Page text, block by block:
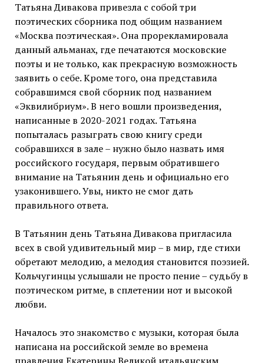
Татьяна Дивакова привезла с собой три
поэтических сборника под общим названием
«Москва поэтическая». Она прорекламировала
данный альманах, где печатаются московские
поэты и не только, как прекрасную возможность
заявить о себе. Кроме того, она представила
собравшимся свой сборник под названием
«Эквилибриум». В него вошли произведения,
написанные в 2020-2021 годах. Татьяна
попыталась разыграть свою книгу среди
собравшихся в зале – нужно было назвать имя
российского государя, первым обратившего
внимание на Татьянин день и официально его
узаконившего. Увы, никто не смог дать
правильного ответа.
В Татьянин день Татьяна Дивакова пригласила
всех в свой удивительный мир – в мир, где стихи
обретают мелодию, а мелодия становится поэзией.
Кольчугинцы услышали не просто пение – судьбу в
поэтическом ритме, в сплетении нот и высокой
любви.
Началось это знакомство с музыки, которая была
написана на российской земле во времена